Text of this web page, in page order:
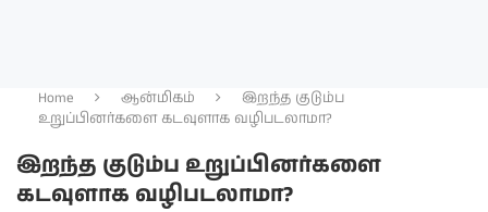
Home ஆன்மிகம்
இறந்த குடும்ப
உறுப்பினர்களை கடவுளாக வழிபடலாமா?
இறந்த குடும்ப உறுப்பினர்களை
கடவுளாக வழிபடலாமா?